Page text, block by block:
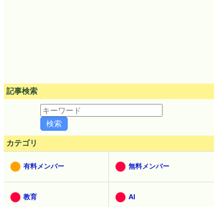
記事検索
カテゴリ
有料メンバー 無料メンバー
教育 AI